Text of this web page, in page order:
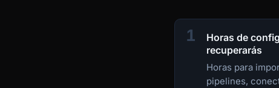
1
Horas de
recuperarás
Horas para
pipelines,